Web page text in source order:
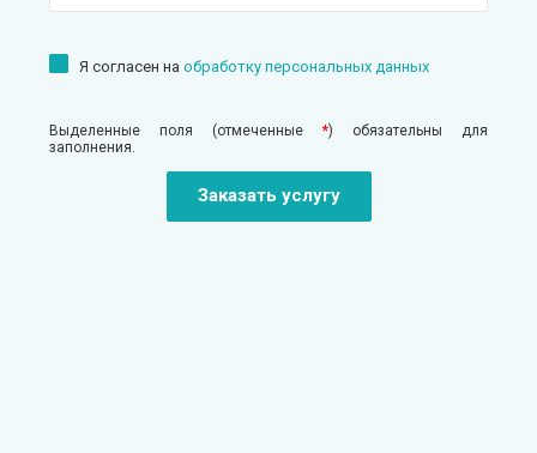
Я согласен на обработку персональных данных
Выделенные поля (отмеченные *) обязательны для
заполнения.